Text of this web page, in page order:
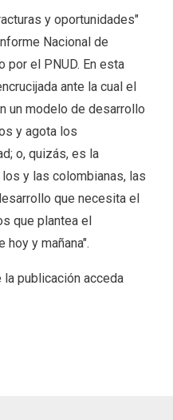
y oportunidades"
Nacional de
por el PNUD. En esta
ante la cual el
un modelo de desarrollo
y agota los
o, quizás, es la
y las colombianas, las
que necesita el
que plantea el
y mañana".
la publicación acceda